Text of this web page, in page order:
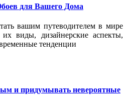
для Вашего Дома
вашим путеводителем в мире
виды, дизайнерские аспекты,
тенденции
и придумывать невероятные